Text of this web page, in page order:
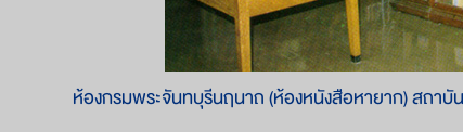
ห้องกรมพระจันทบุรีนฤนาถ (ห้องหนังสือหายาก) สถา